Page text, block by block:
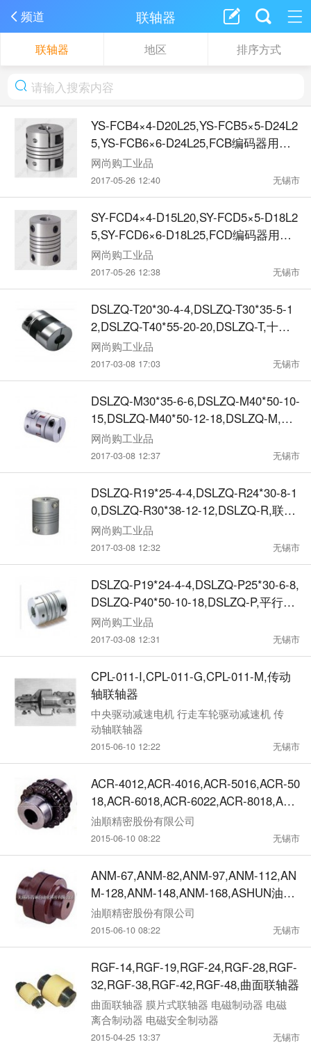
频道 联轴器
联轴器 地区 排序方式
YS-FCB4×4-D20L25,YS-FCB5×5-D24L2
5,YS-FCB6×6-D24L25,FCB编码器用联
轴器
网尚购工业品
2017-05-26 12:40 无锡市
SY-FCD4×4-D15L20,SY-FCD5×5-D18L2
5,SY-FCD6×6-D18L25,FCD编码器用联
轴器
网尚购工业品
2017-05-26 12:38 无锡市
DSLZQ-T20*30-4-4,DSLZQ-T30*35-5-1
2,DSLZQ-T40*55-20-20,DSLZQ-T,十字
滑块式弹性联轴器
网尚购工业品
2017-03-08 17:03 无锡市
DSLZQ-M30*35-6-6,DSLZQ-M40*50-10-
15,DSLZQ-M40*50-12-18,DSLZQ-M,梅
花式弹性联轴器
网尚购工业品
2017-03-08 12:37 无锡市
DSLZQ-R19*25-4-4,DSLZQ-R24*30-8-1
0,DSLZQ-R30*38-12-12,DSLZQ-R,联轴
器
网尚购工业品
2017-03-08 12:32 无锡市
DSLZQ-P19*24-4-4,DSLZQ-P25*30-6-8,
DSLZQ-P40*50-10-18,DSLZQ-P,平行式
弹性联轴器
网尚购工业品
2017-03-08 12:31 无锡市
CPL-011-I,CPL-011-G,CPL-011-M,传动
轴联轴器
中央驱动减速电机 行走车轮驱动减速机 传
动轴联轴器
2015-06-10 12:22 无锡市
ACR-4012,ACR-4016,ACR-5016,ACR-50
18,ACR-6018,ACR-6022,ACR-8018,ACR
-8022,ACR-10020,ASHUN油顺连轴器
油順精密股份有限公司
2015-06-10 08:22 无锡市
ANM-67,ANM-82,ANM-97,ANM-112,AN
M-128,ANM-148,ANM-168,ASHUN油顺
连轴器
油順精密股份有限公司
2015-06-10 08:22 无锡市
RGF-14,RGF-19,RGF-24,RGF-28,RGF-
32,RGF-38,RGF-42,RGF-48,曲面联轴器
曲面联轴器 膜片式联轴器 电磁制动器 电磁
离合制动器 电磁安全制动器
2015-04-25 13:37 无锡市